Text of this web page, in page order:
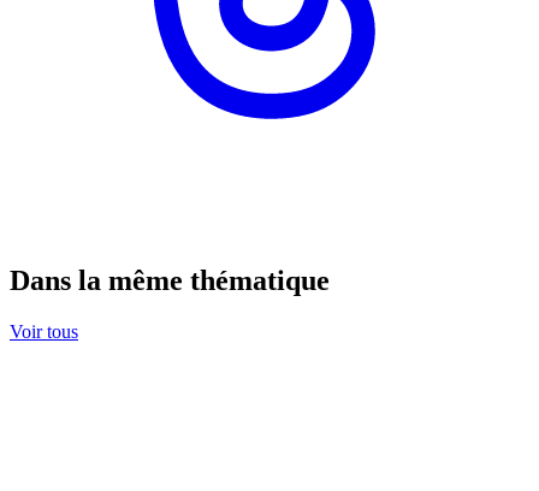
Dans la même thématique
Voir tous